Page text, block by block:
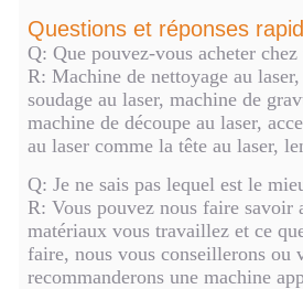
Questions et réponses
Q: Que pouvez-vous acheter chez
R: Machine de nettoyage au
soudage au laser, machine de
machine de découpe au laser,
au laser comme la tête au laser,
Q: Je ne sais pas lequel est le
R: Vous pouvez nous faire savoir
matériaux vous travaillez et ce
faire, nous vous conseillerons ou
recommanderons une machine